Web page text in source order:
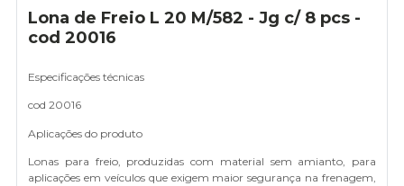
Lona de Freio L 20 M/582 - Jg c/ 8 pcs -
cod 20016
Especificações técnicas
cod 20016
Aplicações do produto
Lonas para freio, produzidas com material sem amianto, para
aplicações em veículos que exigem maior segurança na frenagem,